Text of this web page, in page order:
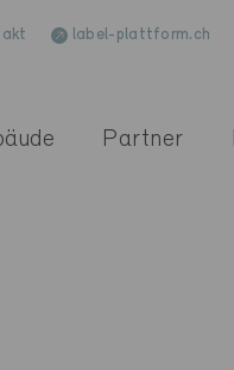
label-plattform.ch
Partner